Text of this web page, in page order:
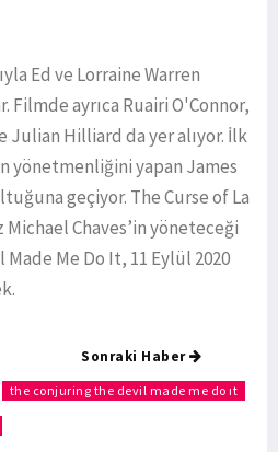
Ed ve Lorraine Warren
ayrıca Ruairi O'Connor,
Julian Hilliard da yer alıyor. İlk
yönetmenliğini yapan James
geçiyor. The Curse of La
Michael Chaves’in yöneteceği
Me Do It, 11 Eylül 2020
Sonraki Haber
the conjuring the devil made me do ıt